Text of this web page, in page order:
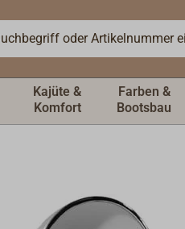
Kajüte &
Komfort
Farben &
Bootsbau